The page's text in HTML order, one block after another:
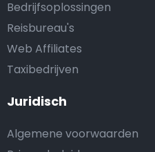
Bedrijfsoplossingen
Reisbureau's
Web Affiliates
Taxibedrijven
Juridisch
Algemene voorwaarden